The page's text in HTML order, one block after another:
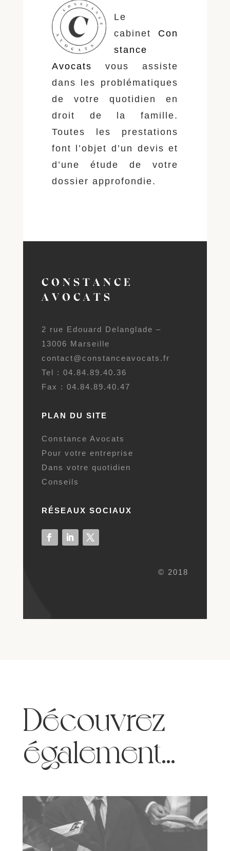
Le
cabinet Con
stance
Avocats vous assiste
dans les problématiques
de votre quotidien en
droit de la famille.
Toutes les prestations
font l’objet d’un devis et
d’une étude de votre
dossier approfondie.
CONSTANCE
AVOCATS
2 rue Edouard Delanglade –
13006 Marseille
contact@constanceavocats.fr
Tel : 04.84.89.40.36
Fax : 04.84.89.40.47
PLAN DU SITE
Constance Avocats
Pour votre entreprise
Dans votre quotidien
Conseils
RÉSEAUX SOCIAUX
© 2018
Découvrez
également…